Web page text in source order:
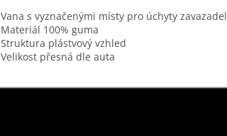
Vana s vyznačenými místy pro úchyty zavazadel
Materiál 100% guma
Struktura plástvový vzhled
Velikost přesná dle auta